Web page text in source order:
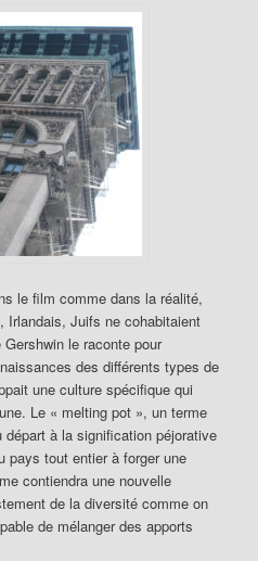
le film comme dans la réalité,
Juifs ne cohabitaient
le raconte pour
des différents types de
une culture spécifique qui
Le « melting pot », un terme
à la signification péjorative
pays tout entier à forger une
contiendra une nouvelle
de la diversité comme on
de mélanger des apports